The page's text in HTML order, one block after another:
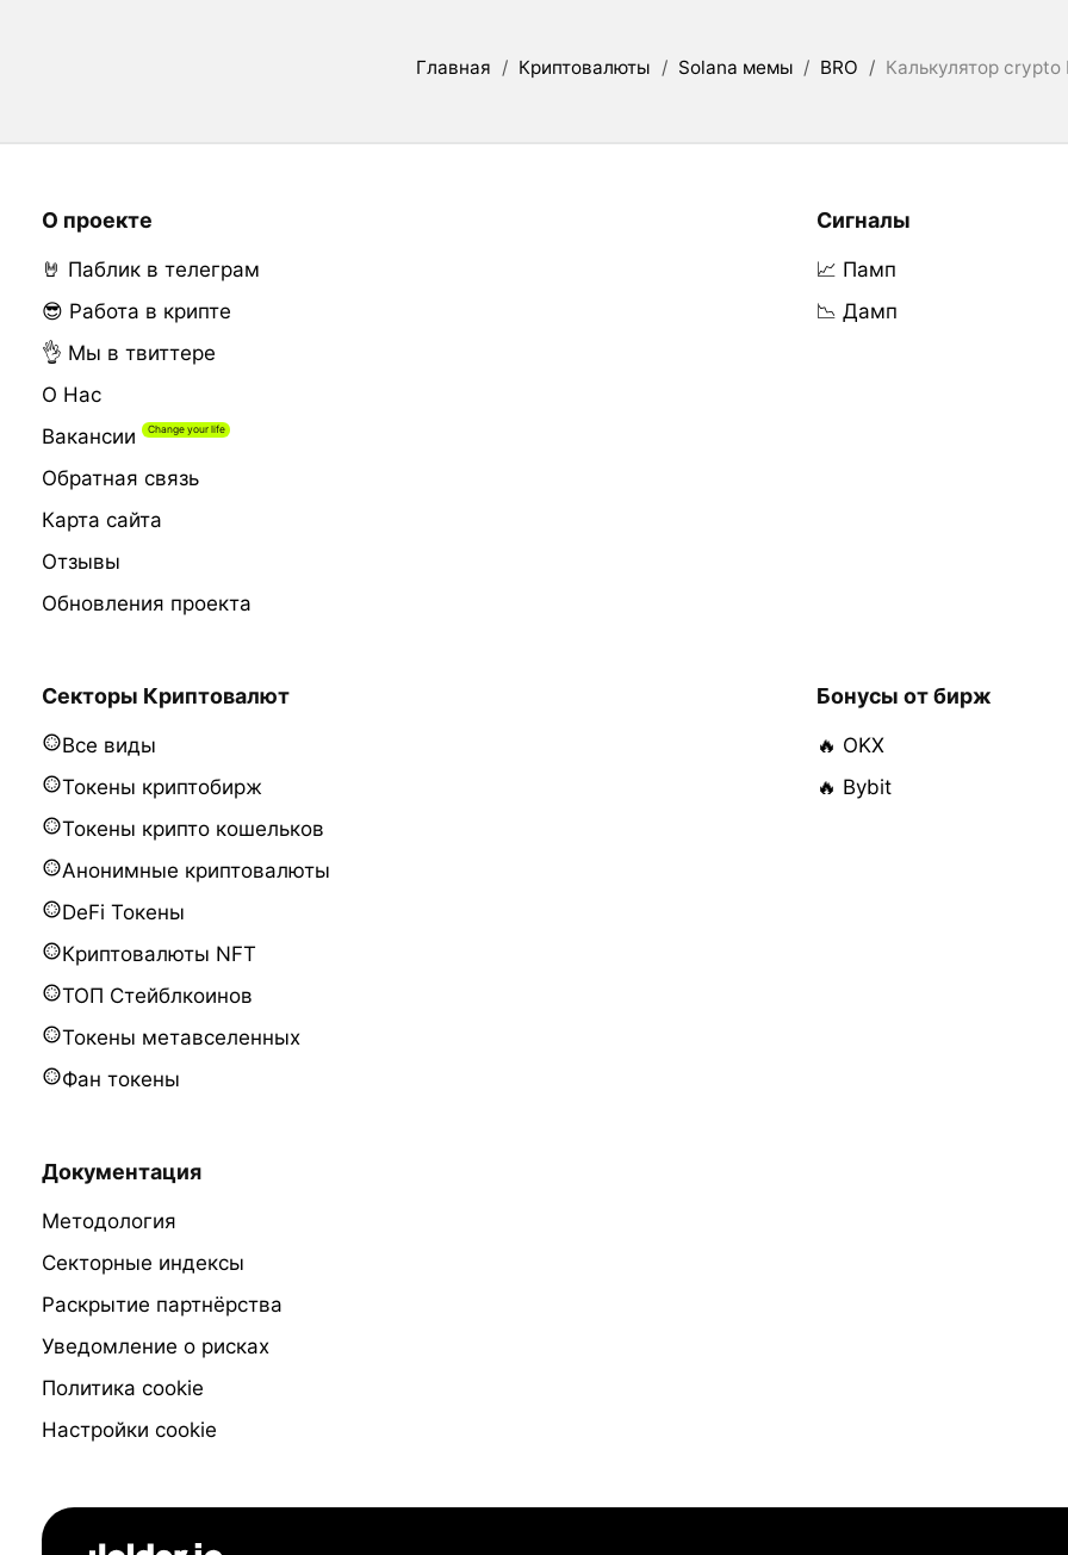
Главная / Криптовалюты / Solana мемы / BRO / Калькулятор
О проекте
🤘 Паблик в телеграм
😎 Работа в крипте
👌 Мы в твиттере
О Нас
Вакансии
Обратная связь
Карта сайта
Отзывы
Обновления проекта
Сигналы
📈 Памп
📉 Дамп
Секторы Криптовалют
Все виды
Токены криптобирж
Токены крипто кошельков
Анонимные криптовалюты
DeFi Токены
Криптовалюты NFT
ТОП Стейблкоинов
Токены метавселенных
Фан токены
Бонусы от бирж
🔥 OKX
🔥 Bybit
Документация
Методология
Секторные индексы
Раскрытие партнёрства
Уведомление о рисках
Политика cookie
Настройки cookie